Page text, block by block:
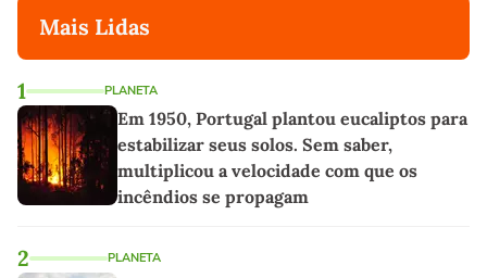
Mais Lidas
1 PLANETA
Em 1950, Portugal plantou eucaliptos para
estabilizar seus solos. Sem saber,
multiplicou a velocidade com que os
incêndios se propagam
2 PLANETA